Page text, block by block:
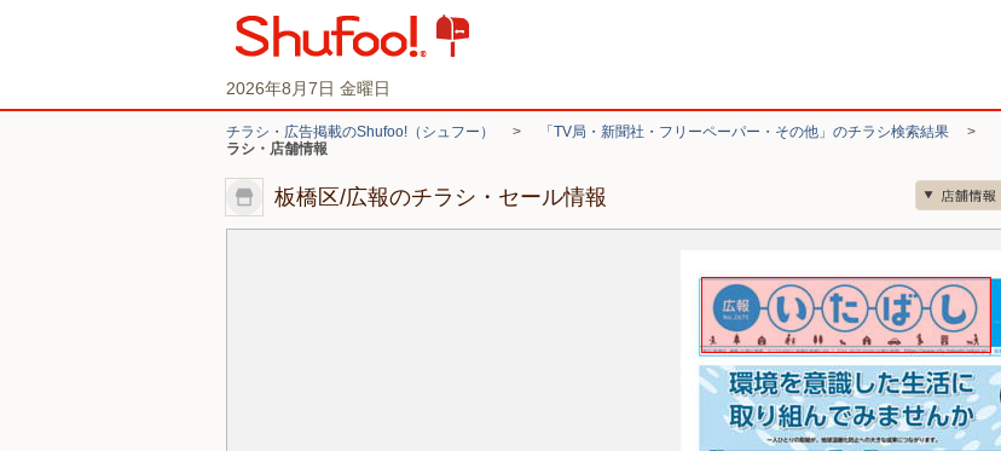
2026年8月7日 金曜日
チラシ・広告掲載のShufoo!（シュフー） > 「TV局・新聞社・フリーペーパー・その他」のチラシ検索結果 >
ラシ・店舗情報
板橋区/広報のチラシ・セール情報